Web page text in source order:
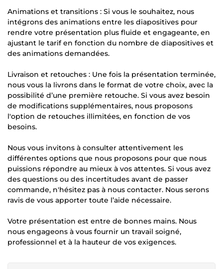
Animations et transitions : Si vous le souhaitez, nous
intégrons des animations entre les diapositives pour
rendre votre présentation plus fluide et engageante, en
ajustant le tarif en fonction du nombre de diapositives et
des animations demandées.
Livraison et retouches : Une fois la présentation terminée,
nous vous la livrons dans le format de votre choix, avec la
possibilité d’une première retouche. Si vous avez besoin
de modifications supplémentaires, nous proposons
l'option de retouches illimitées, en fonction de vos
besoins.
Nous vous invitons à consulter attentivement les
différentes options que nous proposons pour que nous
puissions répondre au mieux à vos attentes. Si vous avez
des questions ou des incertitudes avant de passer
commande, n'hésitez pas à nous contacter. Nous serons
ravis de vous apporter toute l’aide nécessaire.
Votre présentation est entre de bonnes mains. Nous
nous engageons à vous fournir un travail soigné,
professionnel et à la hauteur de vos exigences.